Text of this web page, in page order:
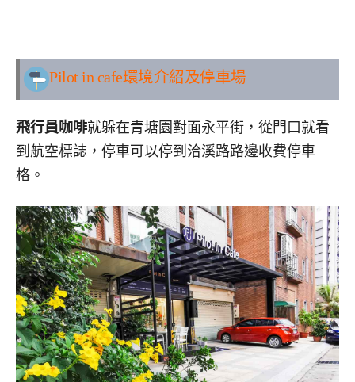
Pilot in cafe環境介紹及停車場
飛行員咖啡就躲在青塘園對面永平街，從門口就看
到航空標誌，停車可以停到洽溪路路邊收費停車
格。